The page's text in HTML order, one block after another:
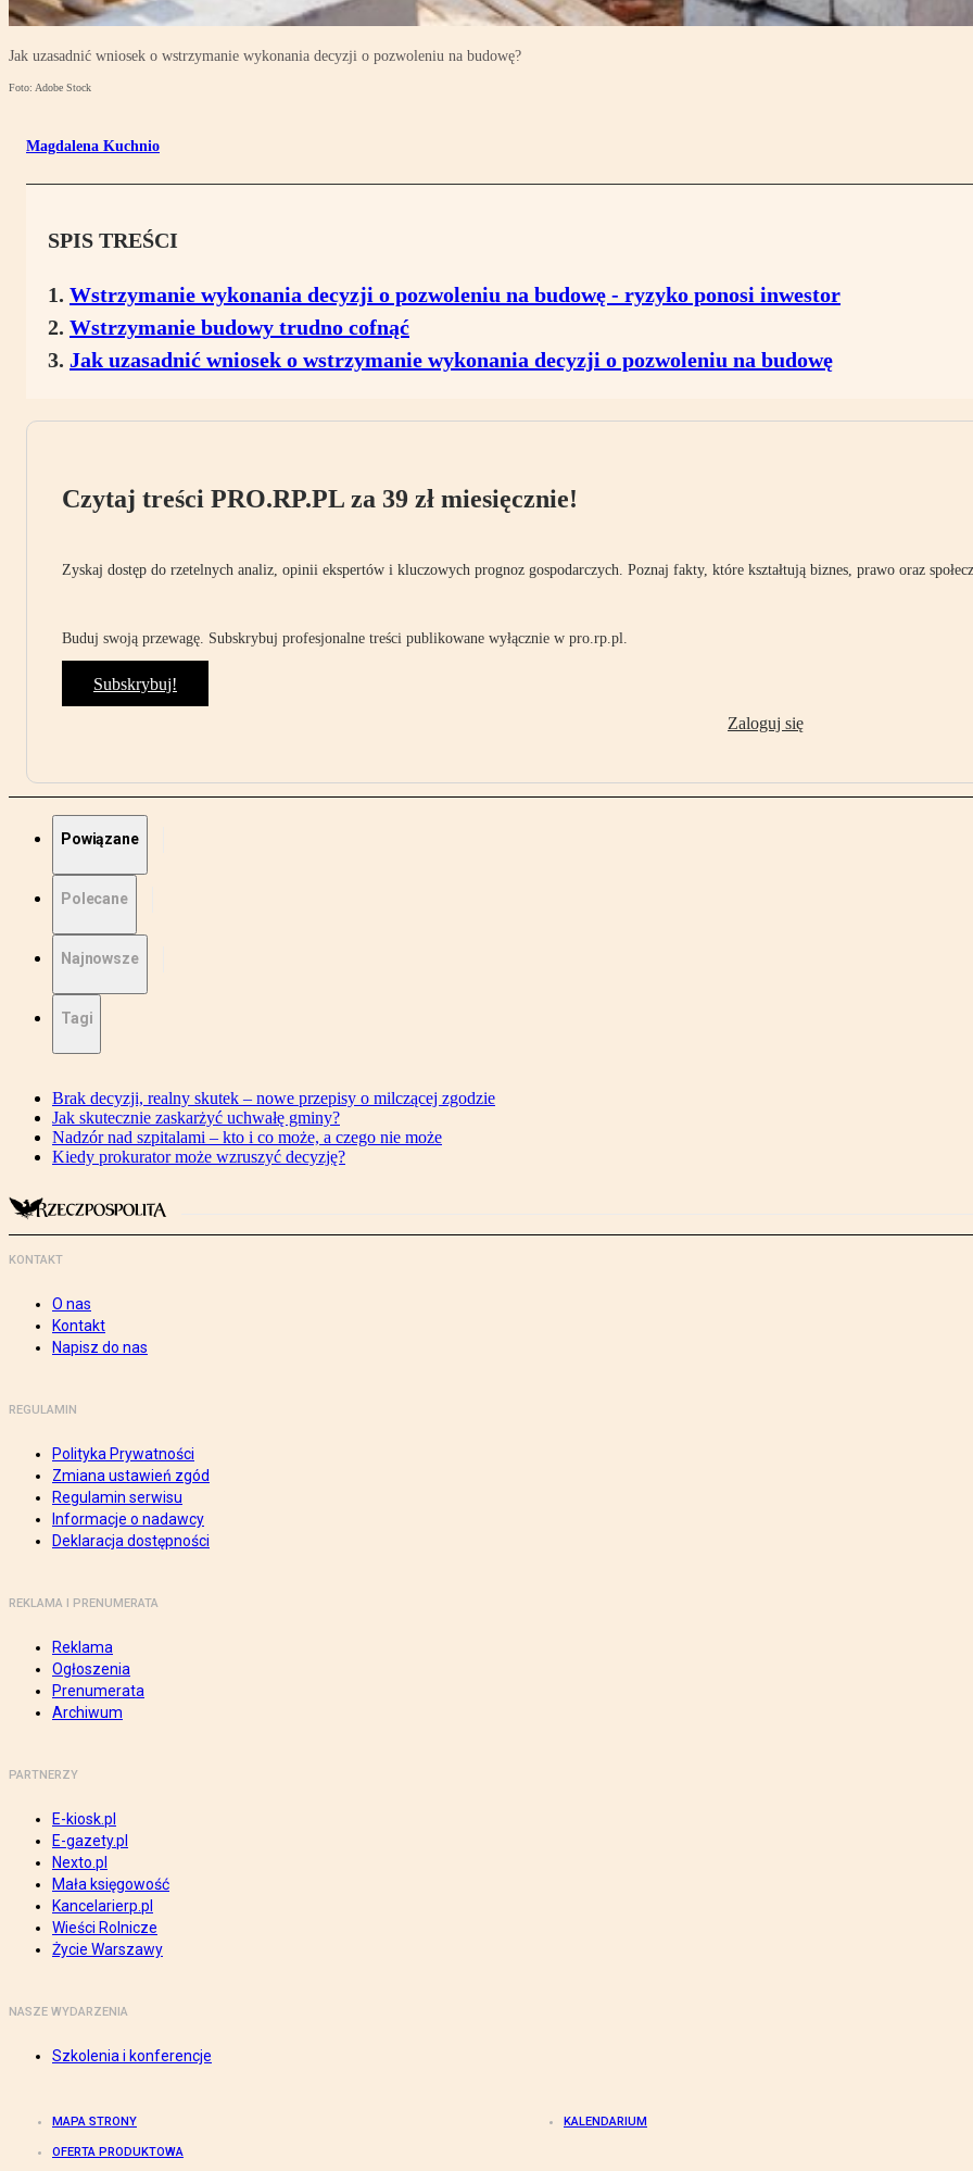
Jak uzasadnić wniosek o wstrzymanie wykonania decyzji o pozwoleniu na budowę?
Foto: Adobe Stock
Magdalena Kuchnio
SPIS TREŚCI
Wstrzymanie wykonania decyzji o pozwoleniu na budowę - ryzyko ponosi inwestor
Wstrzymanie budowy trudno cofnąć
Jak uzasadnić wniosek o wstrzymanie wykonania decyzji o pozwoleniu na budowę
Czytaj treści PRO.RP.PL za 39 zł miesięcznie!
Zyskaj dostęp do rzetelnych analiz, opinii ekspertów i kluczowych prognoz gospodarczych. Poznaj fakty, które kształtują biznes, prawo oraz
Buduj swoją przewagę. Subskrybuj profesjonalne treści publikowane wyłącznie w pro.rp.pl.
Subskrybuj!
Zaloguj się
Powiązane
Polecane
Najnowsze
Tagi
Brak decyzji, realny skutek – nowe przepisy o milczącej zgodzie
Jak skutecznie zaskarżyć uchwałę gminy?
Nadzór nad szpitalami – kto i co może, a czego nie może
Kiedy prokurator może wzruszyć decyzję?
KONTAKT
O nas
Kontakt
Napisz do nas
REGULAMIN
Polityka Prywatności
Zmiana ustawień zgód
Regulamin serwisu
Informacje o nadawcy
Deklaracja dostępności
REKLAMA I PRENUMERATA
Reklama
Ogłoszenia
Prenumerata
Archiwum
PARTNERZY
E-kiosk.pl
E-gazety.pl
Nexto.pl
Mała księgowość
Kancelarierp.pl
Wieści Rolnicze
Życie Warszawy
NASZE WYDARZENIA
Szkolenia i konferencje
MAPA STRONY KALENDARIUM
OFERTA PRODUKTOWA